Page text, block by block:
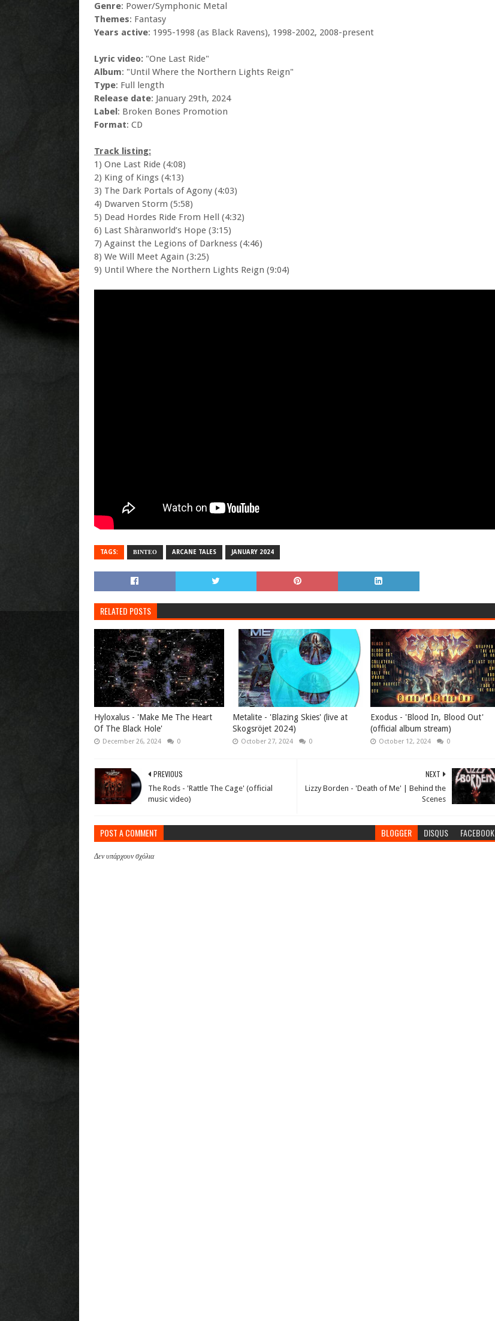
Genre: Power/Symphonic Metal
Themes: Fantasy
Years active: 1995-1998 (as Black Ravens), 1998-2002, 2008-present
Lyric video: "One Last Ride"
Album: "Until Where the Northern Lights Reign"
Type: Full length
Release date: January 29th, 2024
Label: Broken Bones Promotion
Format: CD
Track listing:
1) One Last Ride (4:08)
2) King of Kings (4:13)
3) The Dark Portals of Agony (4:03)
4) Dwarven Storm (5:58)
5) Dead Hordes Ride From Hell (4:32)
6) Last Shàranworld’s Hope (3:15)
7) Against the Legions of Darkness (4:46)
8) We Will Meet Again (3:25)
9) Until Where the Northern Lights Reign (9:04)
TAGS: ΒΙΝΤΕΟ ARCANE TALES JANUARY 2024
RELATED POSTS
Hyloxalus - 'Make Me The Heart
Of The Black Hole'
December 26, 2024 0
Metalite - 'Blazing Skies' (live at
Skogsröjet 2024)
October 27, 2024 0
Exodus - 'Blood In, Blood Out'
(official album stream)
October 12, 2024 0
NEXT
Lizzy Borden - 'Death of Me' | Behind the
Scenes
PREVIOUS
The Rods - 'Rattle The Cage' (official
music video)
POST A COMMENT BLOGGER DISQUS FACEBOOK
Δεν υπάρχουν σχόλια